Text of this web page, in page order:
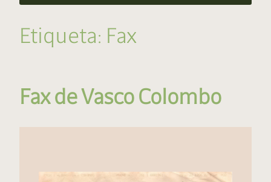
Etiqueta: Fax
Fax de Vasco Colombo